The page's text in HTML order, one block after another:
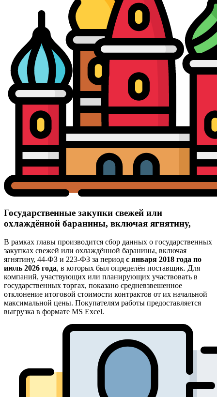
Государственные закупки свежей или
охлаждённой баранины, включая ягнятину,
В рамках главы производится сбор данных о государственных
закупках свежей или охлаждённой баранины, включая
ягнятину, 44-ФЗ и 223-ФЗ за период с января 2018 года по
июль 2026 года, в которых был определён поставщик. Для
компаний, участвующих или планирующих участвовать в
государственных торгах, показано средневзвешенное
отклонение итоговой стоимости контрактов от их начальной
максимальной цены. Покупателям работы предоставляется
выгрузка в формате MS Excel.